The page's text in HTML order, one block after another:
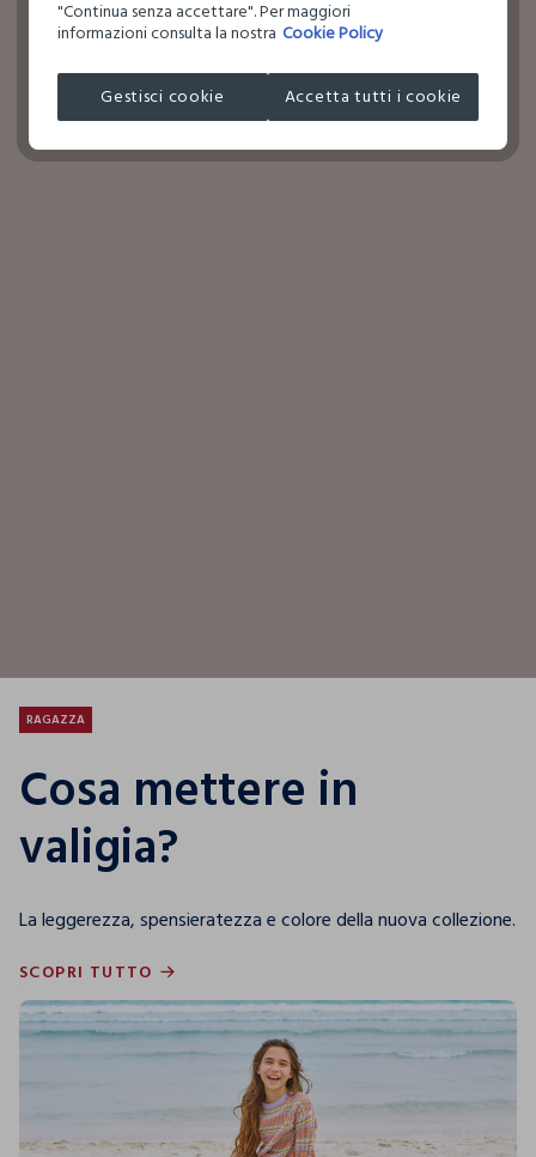
RAGAZZA
Cosa mettere in
valigia?
La leggerezza, spensieratezza e colore della nuova collezione.
SCOPRI TUTTO
SCOPRI TUTTO
"Continua senza accettare". Per maggiori
informazioni consulta la nostra Cookie Policy
Gestisci cookie Accetta tutti i cookie